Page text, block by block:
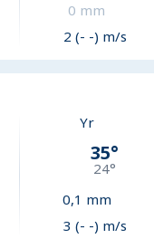
0 mm
2 (- -) m/s
Yr
35°
24°
0,1 mm
3 (- -) m/s